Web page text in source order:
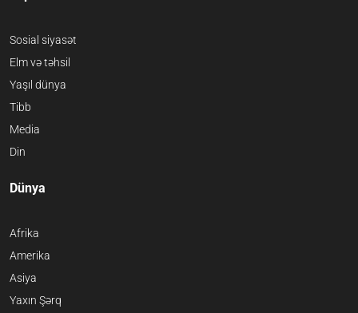
Sosial siyasət
Elm və təhsil
Yaşıl dünya
Tibb
Media
Din
Dünya
Afrika
Amerika
Asiya
Yaxın Şərq